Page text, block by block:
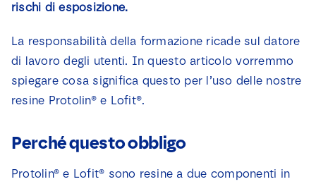
Contatto
rischi di esposizione.
La responsabilità della formazione ricade sul datore
di lavoro degli utenti. In questo articolo vorremmo
spiegare cosa significa questo per l’uso delle nostre
resine Protolin® e Lofit®.
Perché questo obbligo
Protolin® e Lofit® sono resine a due componenti in